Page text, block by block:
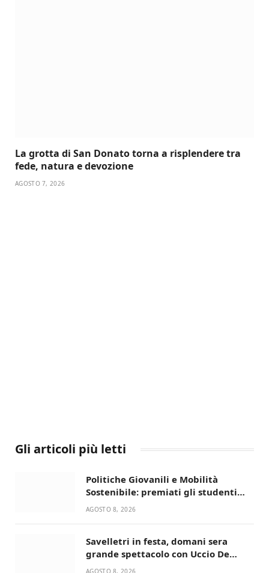
La grotta di San Donato torna a risplendere tra
fede, natura e devozione
AGOSTO 7, 2026
Gli articoli più letti
Politiche Giovanili e Mobilità
Sostenibile: premiati gli studenti
universitari del bando “La strada
AGOSTO 8, 2026
Savelletri in festa, domani sera
grande spettacolo con Uccio De
Santis
AGOSTO 8, 2026